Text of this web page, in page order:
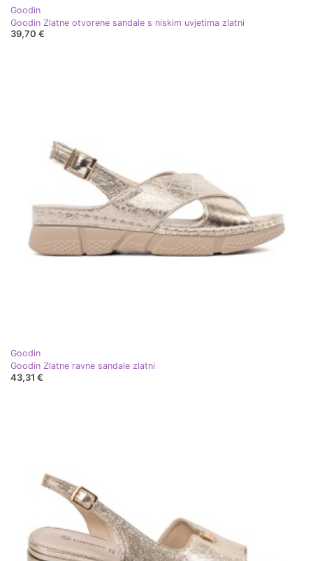
Goodin
Goodin Zlatne otvorene sandale s niskim uvjetima zlatni
39,70 €
Goodin
Goodin Zlatne ravne sandale zlatni
43,31 €